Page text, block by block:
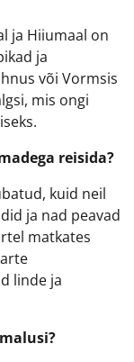
ja Hiiumaal on
ja
või Vormsis
mis ongi
reisida?
kuid neil
ja nad peavad
matkates
linde ja